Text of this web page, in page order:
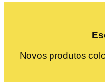
Novos produtos